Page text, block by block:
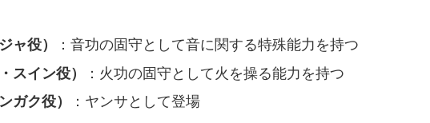
ャ役）
：音功の固守として音に関する特殊能力を持つ
スイン役）
：火功の固守として火を操る能力を持つ
ガク役）
：ヤンサとして登場